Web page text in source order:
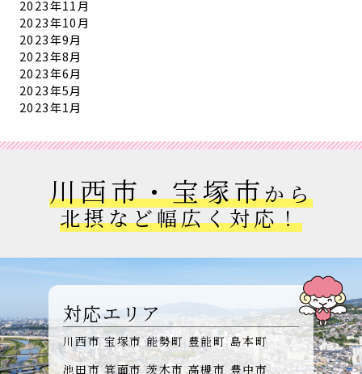
2023年11月
2023年10月
2023年9月
2023年8月
2023年6月
2023年5月
2023年1月
川西市・宝塚市から
北摂など幅広く対応！
対応エリア
川西市 宝塚市 能勢町 豊能町 島本町
池田市 箕面市 茨木市 高槻市 豊中市